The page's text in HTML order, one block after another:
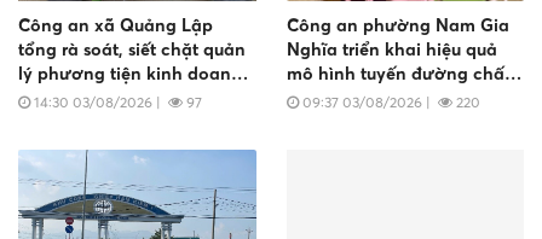
Công an xã Quảng Lập
tổng rà soát, siết chặt quản
lý phương tiện kinh doanh
vận tải
14:30 03/08/2026 | 97
Công an phường Nam Gia
Nghĩa triển khai hiệu quả
mô hình tuyến đường chấp
hành tốt trật tự đô thị, an
09:37 03/08/2026| 220